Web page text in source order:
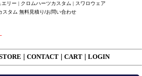
リー | クロムハーツカスタム | スワロウェア
スタム 無料見積り/お問い合わせ
CONTACT CART LOGIN